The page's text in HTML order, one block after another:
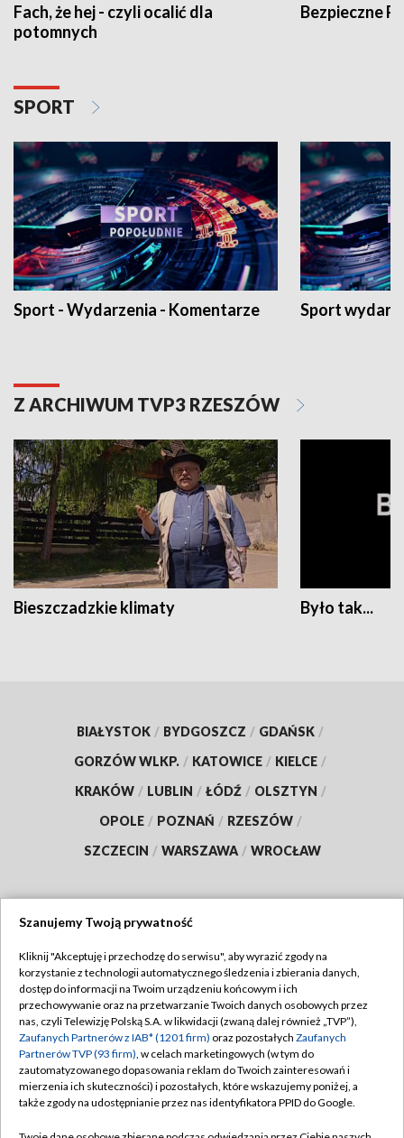
Fach, że hej - czyli ocalić dla
potomnych
Bezpieczne
SPORT
Sport - Wydarzenia - Komentarze Sport
Z ARCHIWUM TVP3 RZESZÓW
Bieszczadzkie klimaty Było tak...
BIAŁYSTOK / BYDGOSZCZ / GDAŃSK /
GORZÓW WLKP. / KATOWICE / KIELCE /
KRAKÓW / LUBLIN / ŁÓDŹ / OLSZTYN /
OPOLE / POZNAŃ / RZESZÓW /
SZCZECIN / WARSZAWA / WROCŁAW
TVP
Abonament TVP
Emisja w TVP
Centrum informacji TVP
Naziemna Telewizja Cyfrowa
Regulamin TVP
Polityka prywatności
Moje zgody
Pomoc
Szanujemy Twoją prywatność
Kliknij "Akceptuję i przechodzę do serwisu", aby wyrazić zgody na
korzystanie z technologii automatycznego śledzenia i zbierania danych,
dostęp do informacji na Twoim urządzeniu końcowym i ich
przechowywanie oraz na przetwarzanie Twoich danych osobowych przez
nas, czyli Telewizję Polską S.A. w likwidacji (zwaną dalej również „TVP”),
Zaufanych Partnerów z IAB* (1201 firm) oraz pozostałych Zaufanych
Partnerów TVP (93 firm), w celach marketingowych (w tym do
zautomatyzowanego dopasowania reklam do Twoich zainteresowań i
mierzenia ich skuteczności) i pozostałych, które wskazujemy poniżej, a
także zgody na udostępnianie przez nas identyfikatora PPID do Google.